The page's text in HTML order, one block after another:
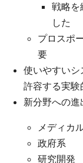
戦略を
した
プロスポ
要
使いやすい
許容する実
新分野への
メディカ
政府系
研究開発